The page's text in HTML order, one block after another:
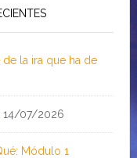
la ira que ha de
14/07/2026
Módulo 1